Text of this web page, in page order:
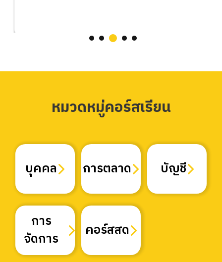
หมวดหมู่คอร์สเรียน
บุคคล การตลาด บัญชี
การ
จัดการ
คอร์สสด